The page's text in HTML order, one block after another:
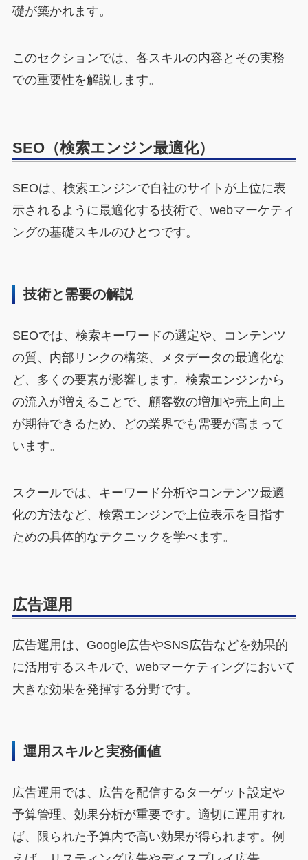
礎が築かれます。
このセクションでは、各スキルの内容とその実務
での重要性を解説します。
SEO（検索エンジン最適化）
SEOは、検索エンジンで自社のサイトが上位に表
示されるように最適化する技術で、webマーケティ
ングの基礎スキルのひとつです。
技術と需要の解説
SEOでは、検索キーワードの選定や、コンテンツ
の質、内部リンクの構築、メタデータの最適化な
ど、多くの要素が影響します。検索エンジンから
の流入が増えることで、顧客数の増加や売上向上
が期待できるため、どの業界でも需要が高まって
います。
スクールでは、キーワード分析やコンテンツ最適
化の方法など、検索エンジンで上位表示を目指す
ための具体的なテクニックを学べます。
広告運用
広告運用は、Google広告やSNS広告などを効果的
に活用するスキルで、webマーケティングにおいて
大きな効果を発揮する分野です。
運用スキルと実務価値
広告運用では、広告を配信するターゲット設定や
予算管理、効果分析が重要です。適切に運用すれ
ば、限られた予算内で高い効果が得られます。例